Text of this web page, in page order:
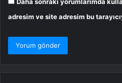
adresim ve site adresim bu